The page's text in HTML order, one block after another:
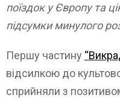
поїздок у Європу та
підсумки минулого
Першу частину
відсилкою до
сприйняли з